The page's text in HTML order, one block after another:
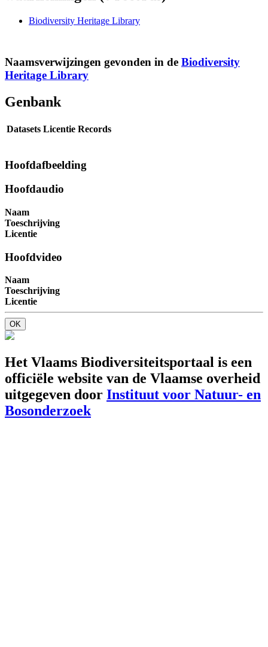
Biodiversity Heritage Library
Naamsverwijzingen gevonden in de Biodiversity
Heritage Library
Genbank
Datasets Licentie Records
Hoofdafbeelding
Hoofdaudio
Naam
Toeschrijving
Licentie
Hoofdvideo
Naam
Toeschrijving
Licentie
OK
Het Vlaams Biodiversiteitsportaal is een
officiële website van de Vlaamse overheid
uitgegeven door Instituut voor Natuur- en
Bosonderzoek